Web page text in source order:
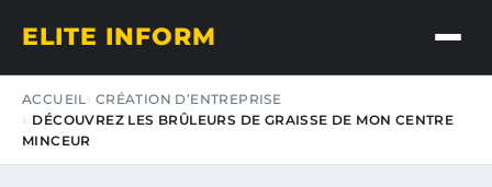
ELITE INFORM
ACCUEIL CRÉATION D’ENTREPRISE
DÉCOUVREZ LES BRÛLEURS DE GRAISSE DE MON CENTRE
MINCEUR